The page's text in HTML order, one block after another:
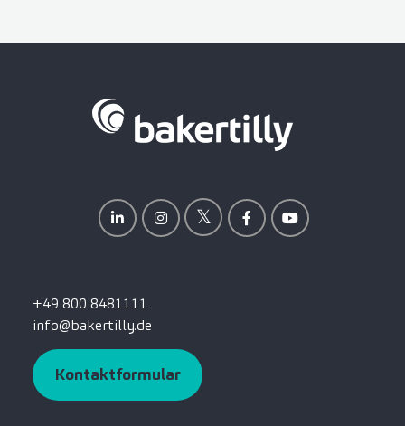
+49 800 8481111
info@bakertilly.de
Kontaktformular